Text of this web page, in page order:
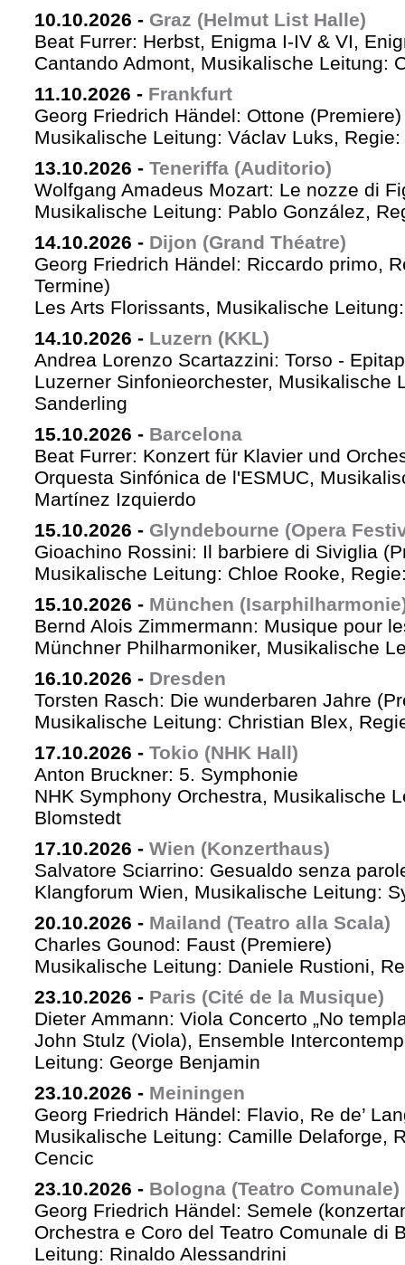
10.10.2026 - Graz (Helmut List Halle)
Beat Furrer: Herbst, Enigma I-IV & VI,
Cantando Admont, Musikalische Leitung:
11.10.2026 - Frankfurt
Georg Friedrich Händel: Ottone (Premiere)
Musikalische Leitung: Václav Luks,
13.10.2026 - Teneriffa (Auditorio)
Wolfgang Amadeus Mozart: Le nozze di
Musikalische Leitung: Pablo González,
14.10.2026 - Dijon (Grand Théatre)
Georg Friedrich Händel: Riccardo primo,
Termine)
Les Arts Florissants, Musikalische
14.10.2026 - Luzern (KKL)
Andrea Lorenzo Scartazzini: Torso -
Luzerner Sinfonieorchester, Musikalische
Sanderling
15.10.2026 - Barcelona
Beat Furrer: Konzert für Klavier und
Orquesta Sinfónica de l'ESMUC,
Martínez Izquierdo
15.10.2026 - Glyndebourne (Opera
Gioachino Rossini: Il barbiere di Siviglia
Musikalische Leitung: Chloe Rooke,
15.10.2026 - München
Bernd Alois Zimmermann: Musique pour
Münchner Philharmoniker, Musikalische
16.10.2026 - Dresden
Torsten Rasch: Die wunderbaren Jahre
Musikalische Leitung: Christian Blex,
17.10.2026 - Tokio (NHK Hall)
Anton Bruckner: 5. Symphonie
NHK Symphony Orchestra, Musikalische
Blomstedt
17.10.2026 - Wien (Konzerthaus)
Salvatore Sciarrino: Gesualdo senza
Klangforum Wien, Musikalische Leitung:
20.10.2026 - Mailand (Teatro alla Scala)
Charles Gounod: Faust (Premiere)
Musikalische Leitung: Daniele Rustioni,
23.10.2026 - Paris (Cité de la Musique)
Dieter Ammann: Viola Concerto „No
John Stulz (Viola), Ensemble
Leitung: George Benjamin
23.10.2026 - Meiningen
Georg Friedrich Händel: Flavio, Re de’
Musikalische Leitung: Camille Delaforge,
Cencic
23.10.2026 - Bologna (Teatro Comunale)
Georg Friedrich Händel: Semele
Orchestra e Coro del Teatro Comunale di
Leitung: Rinaldo Alessandrini